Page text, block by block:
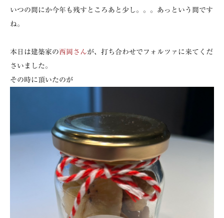
いつの間にか今年も残すところあと少し。。。あっという間です
ね。
本日は建築家の 西岡さんが、打ち合わせでフォルツァに来てくだ
さいました。
その時に頂いたのが